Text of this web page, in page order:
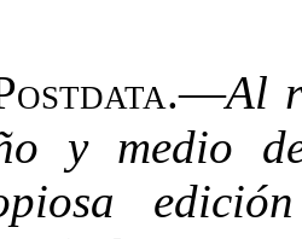
—Al
y medio